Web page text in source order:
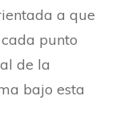
a que
punto
de la
bajo esta